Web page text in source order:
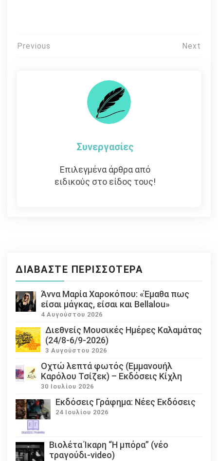
Πλοήγηση
Previous Next
Συνεργασίες
Επιλεγμένα άρθρα από
ειδικούς στο είδος τους!
ΔΙΑΒΆΣΤΕ ΠΕΡΙΣΣΌΤΕΡΑ
Άννα Μαρία Χαροκόπου: «Έμαθα πως
είσαι μάγκας, είσαι και Bellalou»
4 Αυγούστου 2026
Διεθνείς Μουσικές Ημέρες Καλαμάτας
(24/8-6/9-2026)
3 Αυγούστου 2026
Οχτώ λεπτά φωτός (Εμμανουήλ
Καρόλου Τσίζεκ) – Εκδόσεις Κίχλη
30 Ιουλίου 2026
Εκδόσεις Γράφημα: Νέες Εκδόσεις
24 Ιουλίου 2026
Βιολέτα Ίκαρη “Η μπόρα” (νέο
τραγούδι-video)